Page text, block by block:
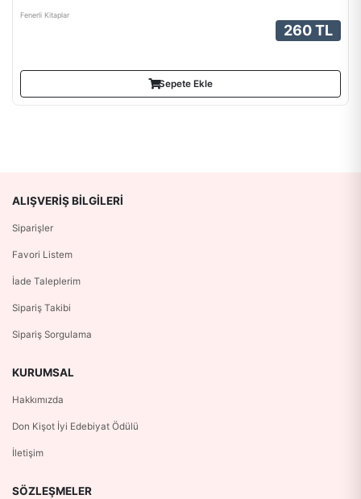
Fenerli Kitaplar
260 TL
Sepete Ekle
ALIŞVERIŞ BILGILERI
Siparişler
Favori Listem
İade Taleplerim
Sipariş Takibi
Sipariş Sorgulama
KURUMSAL
Hakkımızda
Don Kişot İyi Edebiyat Ödülü
İletişim
SÖZLEŞMELER